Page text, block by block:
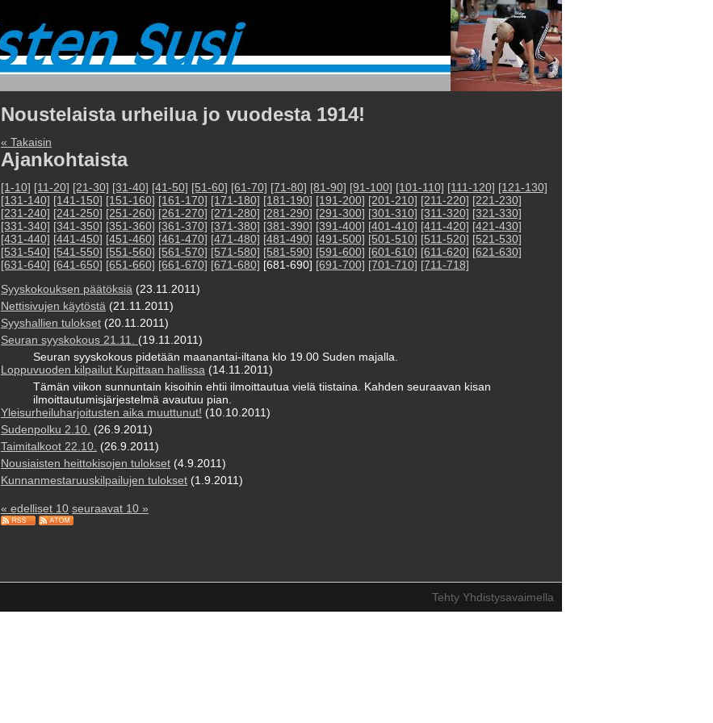
Noustelaista urheilua jo vuodesta 1914!
« Takaisin
Ajankohtaista
[1-10] [11-20] [21-30] [31-40] [41-50] [51-60] [61-70] [71-80] [81-90] [91-100] [101-110] [111-120] [121-130]
[131-140] [141-150] [151-160] [161-170] [171-180] [181-190] [191-200] [201-210] [211-220] [221-230]
[231-240] [241-250] [251-260] [261-270] [271-280] [281-290] [291-300] [301-310] [311-320] [321-330]
[331-340] [341-350] [351-360] [361-370] [371-380] [381-390] [391-400] [401-410] [411-420] [421-430]
[431-440] [441-450] [451-460] [461-470] [471-480] [481-490] [491-500] [501-510] [511-520] [521-530]
[531-540] [541-550] [551-560] [561-570] [571-580] [581-590] [591-600] [601-610] [611-620] [621-630]
[631-640] [641-650] [651-660] [661-670] [671-680] [681-690] [691-700] [701-710] [711-718]
Syyskokouksen päätöksiä (23.11.2011)
Nettisivujen käytöstä (21.11.2011)
Syyshallien tulokset (20.11.2011)
Seuran syyskokous 21.11. (19.11.2011)
Seuran syyskokous pidetään maanantai-iltana klo 19.00 Suden majalla.
Loppuvuoden kilpailut Kupittaan hallissa (14.11.2011)
Tämän viikon sunnuntain kisoihin ehtii ilmoittautua vielä tiistaina. Kahden seuraavan kisan
ilmoittautumisjärjestelmä avautuu pian.
Yleisurheiluharjoitusten aika muuttunut! (10.10.2011)
Sudenpolku 2.10. (26.9.2011)
Taimitalkoot 22.10. (26.9.2011)
Nousiaisten heittokisojen tulokset (4.9.2011)
Kunnanmestaruuskilpailujen tulokset (1.9.2011)
« edelliset 10 seuraavat 10 »
Tehty Yhdistysavaimella